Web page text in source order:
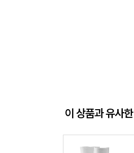
이 상품과 유사한